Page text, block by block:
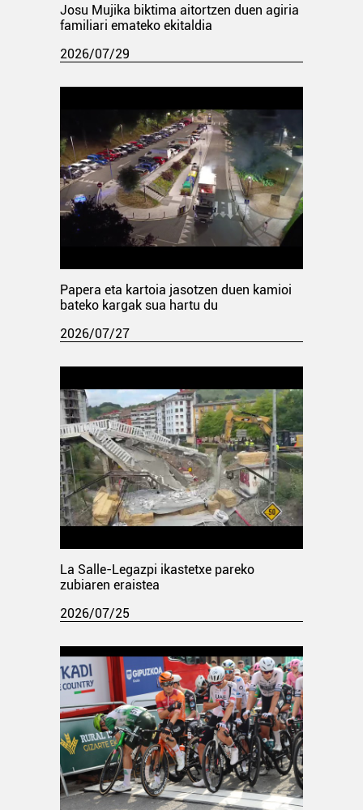
Josu Mujika biktima aitortzen duen agiria
familiari emateko ekitaldia
2026/07/29
Papera eta kartoia jasotzen duen kamioi
bateko kargak sua hartu du
2026/07/27
La Salle-Legazpi ikastetxe pareko
zubiaren eraistea
2026/07/25